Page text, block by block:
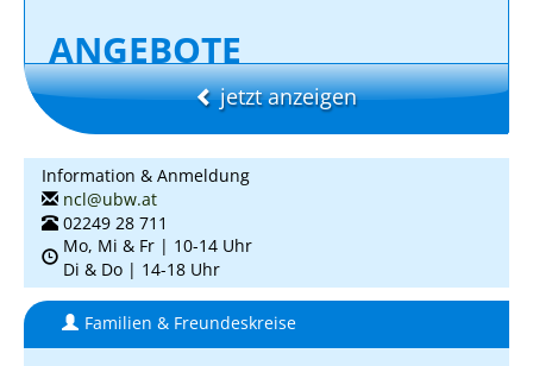
ANGEBOTE
jetzt anzeigen
Information & Anmeldung
ncl@ubw.at
02249 28 711
Mo, Mi & Fr | 10-14 Uhr
Di & Do | 14-18 Uhr
Familien & Freundeskreise